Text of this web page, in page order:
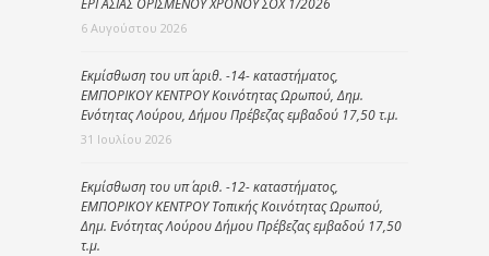
6 Αυγούστου 2026
Εκμίσθωση του υπ΄ αριθ. -14- καταστήματος,
ΕΜΠΟΡΙΚΟΥ ΚΕΝΤΡΟΥ Κοινότητας Ωρωπού, Δημ.
Ενότητας Λούρου, Δήμου Πρέβεζας εμβαδού 17,50 τ.μ.
31 Ιουλίου 2026
Εκμίσθωση του υπ΄ αριθ. -12- καταστήματος,
ΕΜΠΟΡΙΚΟΥ ΚΕΝΤΡΟΥ Τοπικής Κοινότητας Ωρωπού,
Δημ. Ενότητας Λούρου Δήμου Πρέβεζας εμβαδού 17,50
τ.μ.